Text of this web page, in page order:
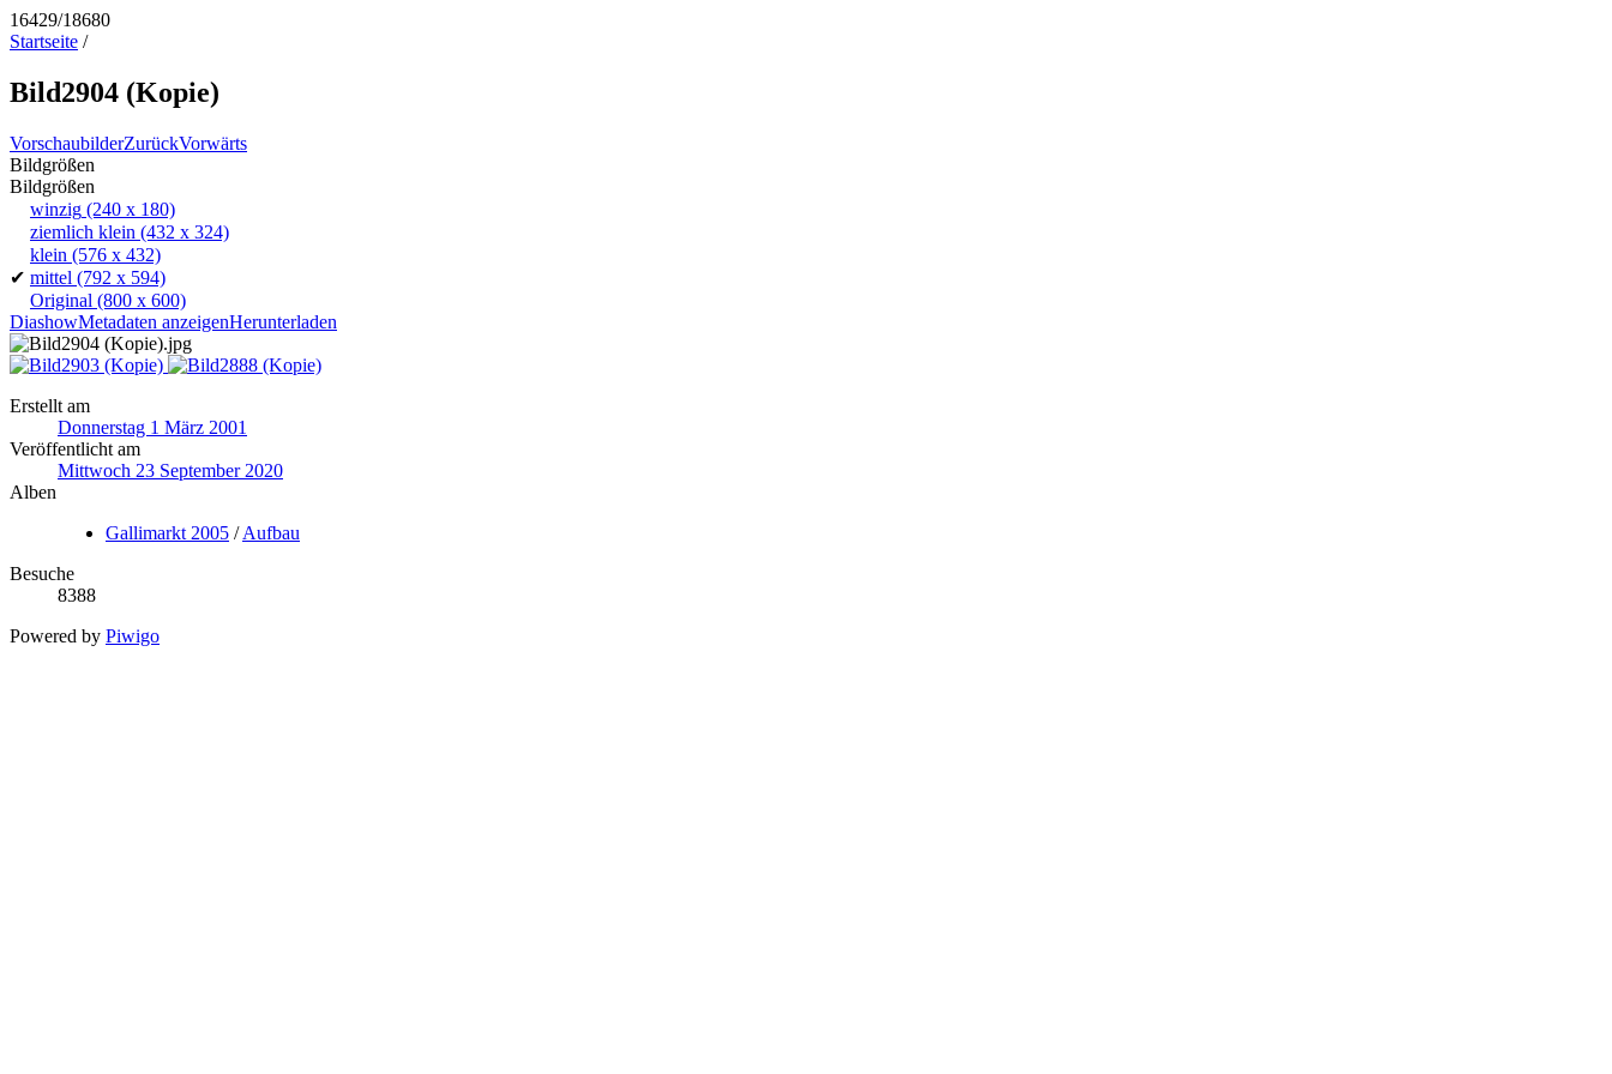
16429/18680
Startseite /
Bild2904 (Kopie)
VorschaubilderZurückVorwärts
Bildgrößen
Bildgrößen
winzig (240 x 180)
ziemlich klein (432 x 324)
klein (576 x 432)
✔ mittel (792 x 594)
Original (800 x 600)
DiashowMetadaten anzeigenHerunterladen
Erstellt am
Donnerstag 1 März 2001
Veröffentlicht am
Mittwoch 23 September 2020
Alben
Gallimarkt 2005 /Aufbau
Besuche
8388
Powered by Piwigo